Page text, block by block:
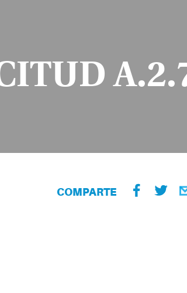
COMPARTE